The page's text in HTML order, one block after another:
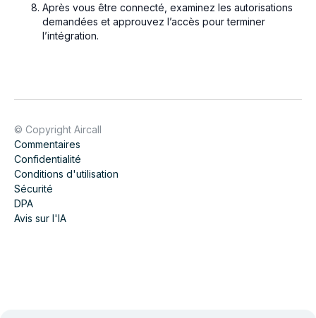
Après vous être connecté, examinez les autorisations
demandées et approuvez l’accès pour terminer
l’intégration.
© Copyright Aircall
Commentaires
Confidentialité
Conditions d'utilisation
Sécurité
DPA
Avis sur l'IA